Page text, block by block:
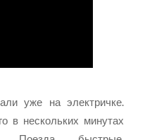
уже на электричке.
в нескольких минутах